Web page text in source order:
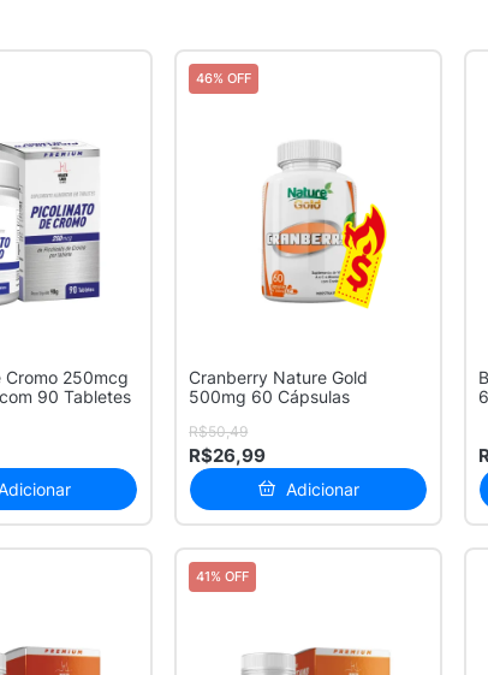
Cromo 250mcg
90 Tabletes
46% OFF
Cranberry Nature Gold
500mg 60 Cápsulas
R$50,49
R$26,99
Adicionar
41% OFF